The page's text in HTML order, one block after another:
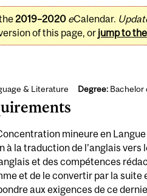
2019–2020 eCalendar.
of this page, or jump to
& Literature Degree:Bachelor
mineure en
la traduction de l’anglais vers
et des compétences
et de le convertir par la
aux exigences de ce